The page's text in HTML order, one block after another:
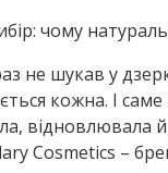
чому
не шукав у
кожна. І
відновлювала
Cosmetics –